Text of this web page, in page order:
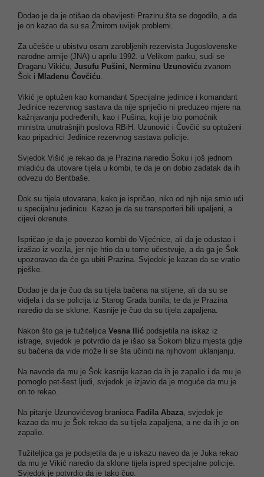
Dodao je da je otišao da obavijesti Prazinu šta se dogodilo, a da
je on kazao da su sa Žmirom uvijek problemi.
Za učešće u ubistvu osam zarobljenih rezervista Jugoslovenske
narodne armije (JNA) u aprilu 1992. u Velikom parku, sudi se
Draganu Vikiću, Jusufu Pušini, Nerminu Uzunoviću zvanom
Šok i Mladenu Čovčiću
Vikić je optužen kao komandant Specijalne jedinice i komandant
Jedinice rezervnog sastava da nije spriječio ni preduzeo mjere na
kažnjavanju podređenih, kao i Pušina, koji je bio pomoćnik
ministra unutrašnjih poslova RBiH. Uzunović i Čovčić su optuženi
kao pripadnici Jedinice rezervnog sastava policije.
Svjedok Višić je rekao da je Prazina naredio Šoku i još jednom
mladiću da utovare tijela u kombi, te da je on dobio zadatak da ih
odvezu do Bentbaše.
Dok su tijela utovarana, kako je ispričao, niko od njih nije smio ući
u specijalnu jedinicu. Kazao je da su transporteri bili upaljeni, a
cijevi okrenute.
Ispričao je da je povezao kombi do Vijećnice, ali da je odustao i
izašao iz vozila, jer nije htio da u tome učestvuje, a da ga je Šok
upozoravao da će ga ubiti Prazina. Svjedok je kazao da se vratio
pješke.
Dodao je da je čuo da su tijela bačena na stijene, ali da su se
vidjela i da se policija iz Starog Grada bunila, te da je Prazina
naredio da se sklone. Kasnije je čuo da su tijela zapaljena.
Nakon što ga je tužiteljica Vesna Ilić podsjetila na iskaz iz
istrage, svjedok je potvrdio da je išao sa Šokom blizu mjesta gdje
su bačena da vide može li se šta učiniti na njihovom uklanjanju.
Na navode da mu je Šok kasnije kazao da ih je zapalio i da mu je
pomoglo pet-šest ljudi, svjedok je izjavio da je moguće da mu je
on to rekao.
Na pitanje Uzunovićevog branioca Fadila Abaza , svjedok je
kazao da mu je Šok rekao da su tijela zapaljena, a ne da ih je on
zapalio.
Tužiteljica ga je podsjetila da je u iskazu naveo da je Juka rekao
da mu je Vikić naredio da sklone tijela ispred specijalne policije.
Svjedok je potvrdio da je tako čuo.